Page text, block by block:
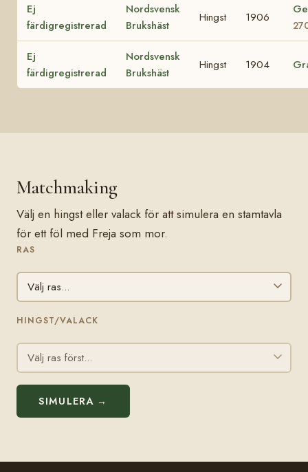
Ej
färdigregistrerad
Nordsvensk
Brukshäst
Hingst 1906
Ej
färdigregistrerad
Nordsvensk
Brukshäst
Hingst 1904
Matchmaking
Välj en hingst eller valack för att simulera en stamtavla
för ett föl med Freja som mor.
RAS
HINGST/VALACK
SIMULERA →